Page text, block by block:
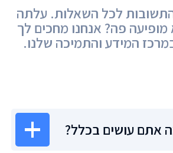
אתם עושים בכלל?
לכל השאלות. עלתה
פה? אנחנו מחכים לך
המידע והתמיכה שלנו.